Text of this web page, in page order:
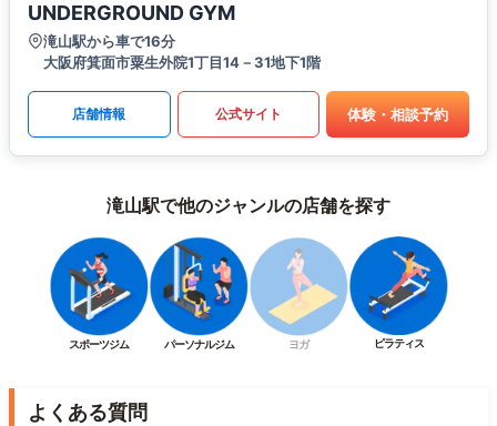
UNDERGROUND GYM
滝山駅から車で16分
大阪府箕面市粟生外院1丁目14－31地下1階
店舗情報 公式サイト 体験・相談予約
滝山駅で他のジャンルの店舗を探す
スポーツジム パーソナルジム ヨガ ピラティス
よくある質問